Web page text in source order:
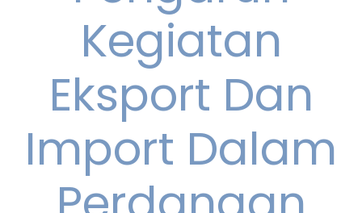
Kegiatan
Eksport Dan
Import Dalam